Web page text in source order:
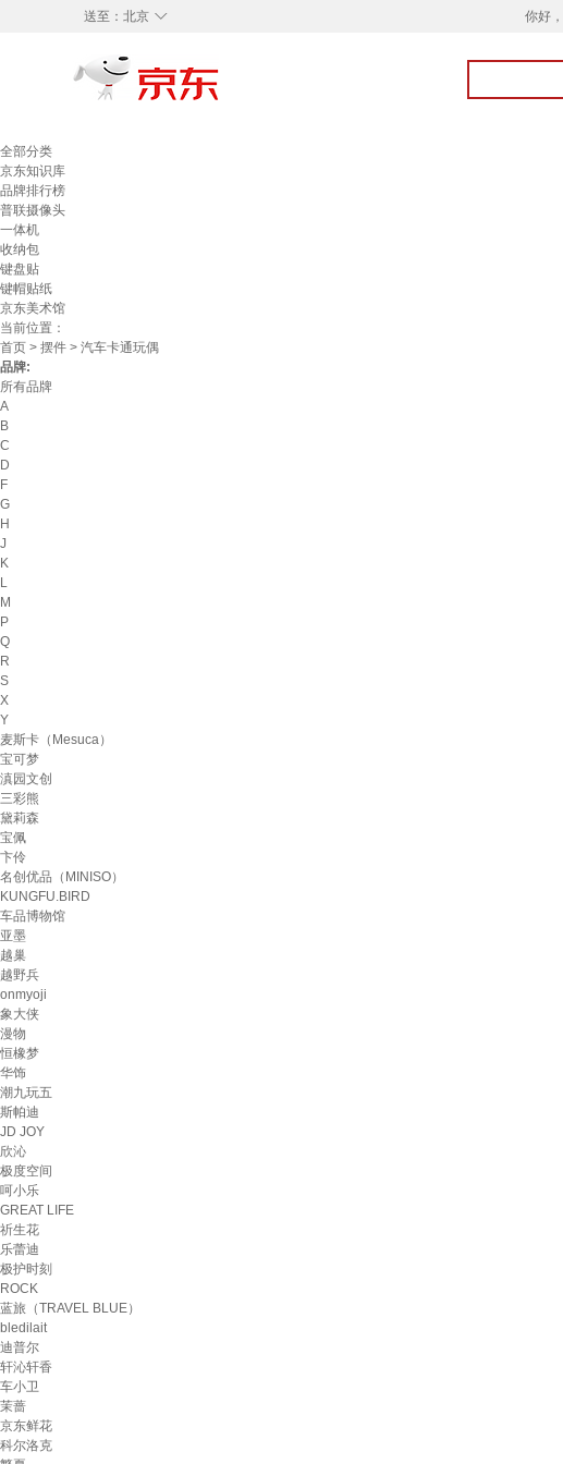
◇
送至： 北京 你好，
全部分类
京东知识库
品牌排行榜
普联摄像头
一体机
收纳包
键盘贴
键帽贴纸
京东美术馆
当前位置：
首页 > 摆件 > 汽车卡通玩偶
品牌:
所有品牌
A
B
C
D
F
G
H
J
K
L
M
P
Q
R
S
X
Y
麦斯卡（Mesuca）
宝可梦
滇园文创
三彩熊
黛莉森
宝佩
卞伶
名创优品（MINISO）
KUNGFU.BIRD
车品博物馆
亚墨
越巢
越野兵
onmyoji
象大侠
漫物
恒橡梦
华饰
潮九玩五
斯帕迪
JD JOY
欣沁
极度空间
呵小乐
GREAT LIFE
祈生花
乐蕾迪
极护时刻
ROCK
蓝旅（TRAVEL BLUE）
bledilait
迪普尔
轩沁轩香
车小卫
茉蔷
京东鲜花
科尔洛克